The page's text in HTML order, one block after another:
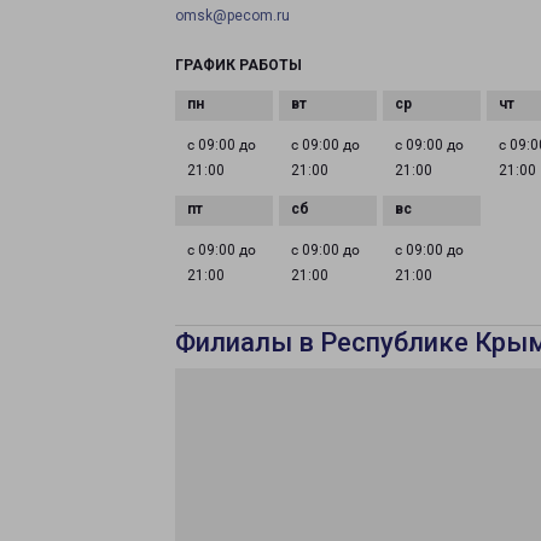
omsk@pecom.ru
ГРАФИК РАБОТЫ
с 09:00 до
21:00
с 09:00 до
21:00
с 09:00 до
21:00
с
21:00
с 09:00 до
21:00
с 09:00 до
21:00
с 09:00 до
21:00
Филиалы в Республике